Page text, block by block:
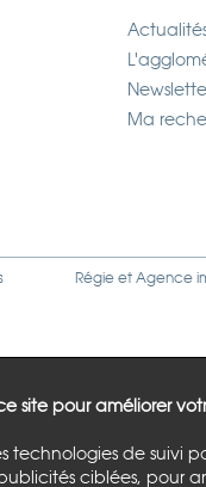
Ma
Régie et Agence
site pour améliorer
technologies de suivi
ciblées, pour